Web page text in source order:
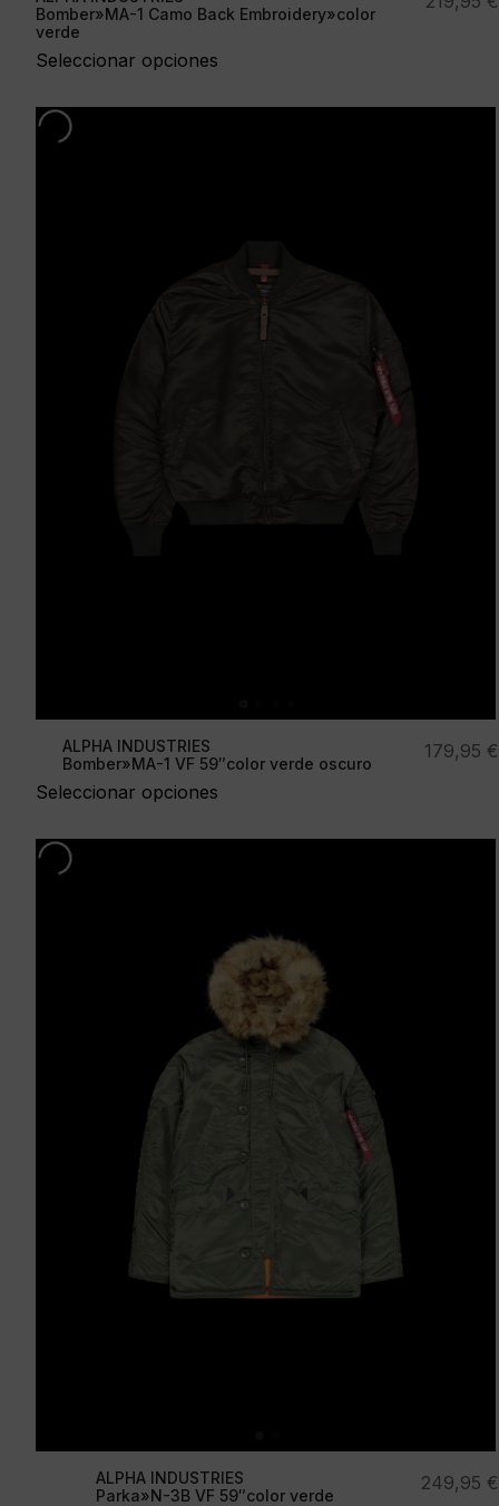
Bomber»MA-1 Camo Back Embroidery»color
verde
Seleccionar opciones
ALPHA INDUSTRIES
Bomber»MA-1 VF 59″color verde oscuro
Seleccionar opciones
179,95 €
ALPHA INDUSTRIES
Parka»N-3B VF 59″color verde
249,95 €